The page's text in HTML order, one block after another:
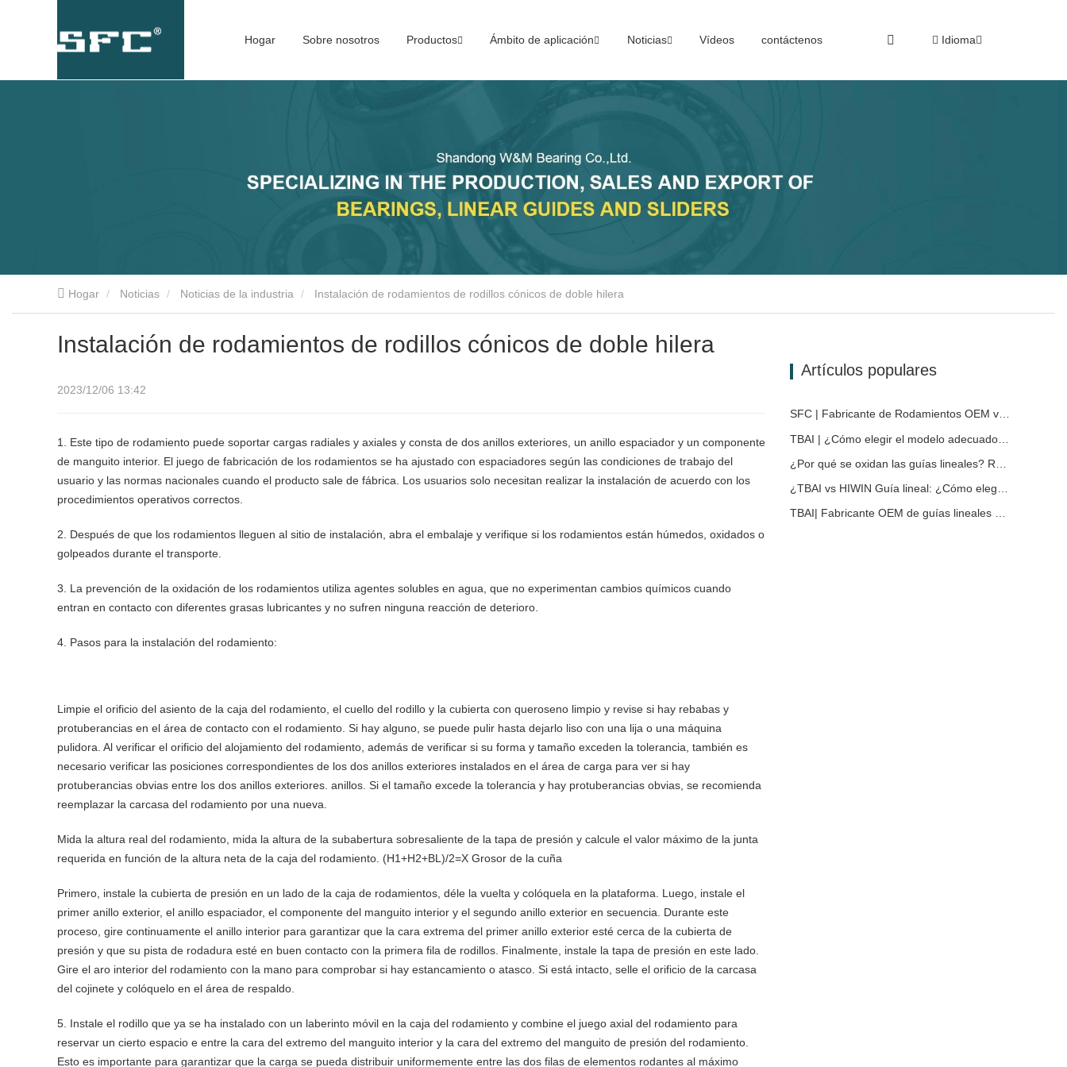
Hogar Sobre nosotros Productos Ámbito de aplicación Noticias Vídeos contáctenos Idioma
Hogar Noticias Noticias de la industria Instalación de rodamientos de rodillos cónicos de doble hilera
Instalación de rodamientos de rodillos cónicos de doble hilera
2023/12/06 13:42
1. Este tipo de rodamiento puede soportar cargas radiales y axiales y consta de dos anillos exteriores, un anillo espaciador y un componente
de manguito interior. El juego de fabricación de los rodamientos se ha ajustado con espaciadores según las condiciones de trabajo del
usuario y las normas nacionales cuando el producto sale de fábrica. Los usuarios solo necesitan realizar la instalación de acuerdo con los
procedimientos operativos correctos.
2. Después de que los rodamientos lleguen al sitio de instalación, abra el embalaje y verifique si los rodamientos están húmedos, oxidados o
golpeados durante el transporte.
3. La prevención de la oxidación de los rodamientos utiliza agentes solubles en agua, que no experimentan cambios químicos cuando
entran en contacto con diferentes grasas lubricantes y no sufren ninguna reacción de deterioro.
4. Pasos para la instalación del rodamiento:
Limpie el orificio del asiento de la caja del rodamiento, el cuello del rodillo y la cubierta con queroseno limpio y revise si hay rebabas y
protuberancias en el área de contacto con el rodamiento. Si hay alguno, se puede pulir hasta dejarlo liso con una lija o una máquina
pulidora. Al verificar el orificio del alojamiento del rodamiento, además de verificar si su forma y tamaño exceden la tolerancia, también es
necesario verificar las posiciones correspondientes de los dos anillos exteriores instalados en el área de carga para ver si hay
protuberancias obvias entre los dos anillos exteriores. anillos. Si el tamaño excede la tolerancia y hay protuberancias obvias, se recomienda
reemplazar la carcasa del rodamiento por una nueva.
Mida la altura real del rodamiento, mida la altura de la subabertura sobresaliente de la tapa de presión y calcule el valor máximo de la junta
requerida en función de la altura neta de la caja del rodamiento. (H1+H2+BL)/2=X Grosor de la cuña
Primero, instale la cubierta de presión en un lado de la caja de rodamientos, déle la vuelta y colóquela en la plataforma. Luego, instale el
primer anillo exterior, el anillo espaciador, el componente del manguito interior y el segundo anillo exterior en secuencia. Durante este
proceso, gire continuamente el anillo interior para garantizar que la cara extrema del primer anillo exterior esté cerca de la cubierta de
presión y que su pista de rodadura esté en buen contacto con la primera fila de rodillos. Finalmente, instale la tapa de presión en este lado.
Gire el aro interior del rodamiento con la mano para comprobar si hay estancamiento o atasco. Si está intacto, selle el orificio de la carcasa
del cojinete y colóquelo en el área de respaldo.
5. Instale el rodillo que ya se ha instalado con un laberinto móvil en la caja del rodamiento y combine el juego axial del rodamiento para
reservar un cierto espacio e entre la cara del extremo del manguito interior y la cara del extremo del manguito de presión del rodamiento.
Esto es importante para garantizar que la carga se pueda distribuir uniformemente entre las dos filas de elementos rodantes al máximo
Artículos populares
SFC | Fabricante de Rodamientos OEM vs Empresa Comercial
TBAI | ¿Cómo elegir el modelo adecuado de guía lineal?
TBAI| Fabricante OEM de guías lineales para equipos industriales – TBAI amplía soluciones personalizadas de movimiento lineal